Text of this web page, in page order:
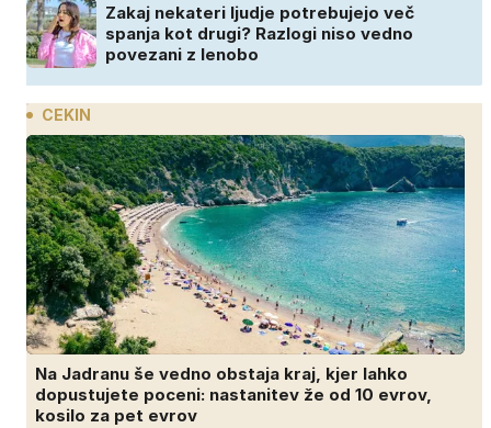
Zakaj nekateri ljudje potrebujejo več
spanja kot drugi? Razlogi niso vedno
povezani z lenobo
CEKIN
Na Jadranu še vedno obstaja kraj, kjer lahko
dopustujete poceni: nastanitev že od 10 evrov,
kosilo za pet evrov